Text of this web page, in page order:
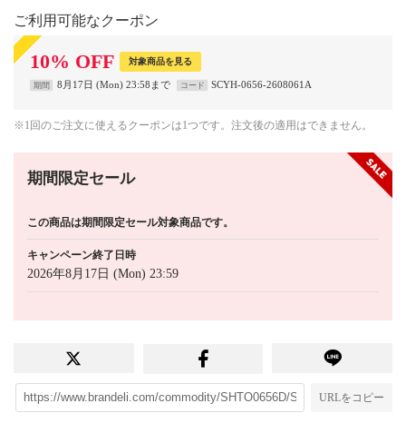
ご利用可能なクーポン
10% OFF 対象商品を見る
期間 8月17日 (Mon) 23:58まで コード SCYH-0656-2608061A
※1回のご注文に使えるクーポンは1つです。注文後の適用はできません。
期間限定セール
この商品は期間限定セール対象商品です。
キャンペーン終了日時
2026年8月17日 (Mon) 23:59
URLをコピー